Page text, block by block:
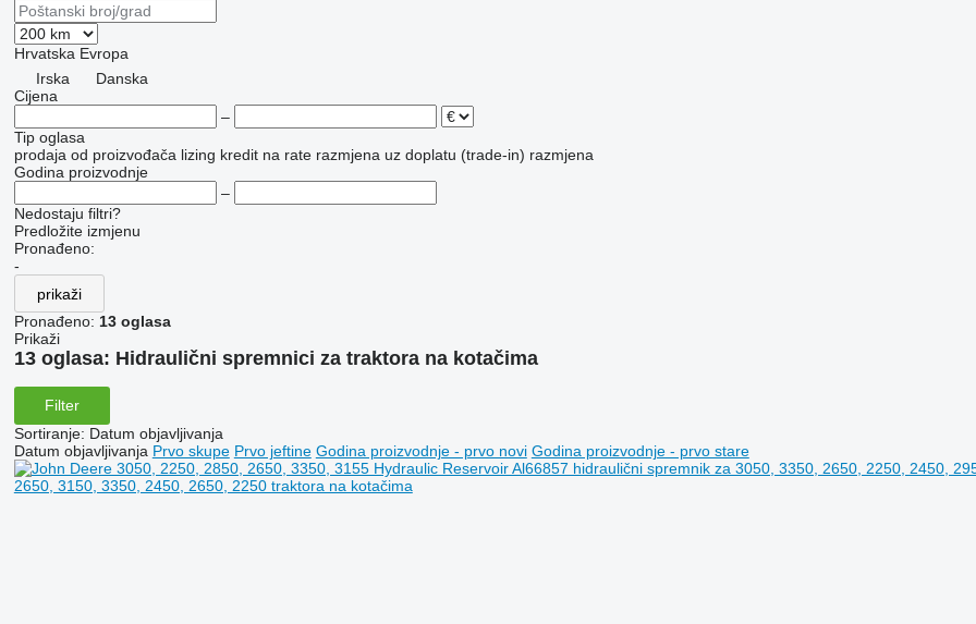
Hrvatska Evropa
Irska
Danska
Cijena
–
Tip oglasa
prodaja od proizvođača lizing kredit na rate razmjena uz doplatu (trade-in) razmjena
Godina proizvodnje
–
Nedostaju filtri?
Predložite izmjenu
Pronađeno:
-
prikaži
Pronađeno: 13 oglasa
Prikaži
13 oglasa: Hidraulični spremnici za traktora na kotačima
Filter
Sortiranje: Datum objavljivanja
Datum objavljivanja Prvo skupe Prvo jeftine Godina proizvodnje - prvo novi Godina proizvodnje - prvo stare